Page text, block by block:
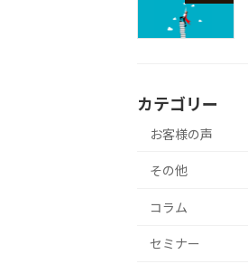
カテゴリー
お客様の声
その他
コラム
セミナー